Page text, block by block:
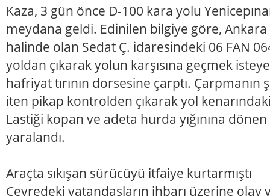
Kaza, 3 gün önce D-100 kara yolu
meydana geldi. Edinilen bilgiye göre,
halinde olan Sedat Ç. idaresindeki 06 FAN
yoldan çıkarak yolun karşısına geçmek
hafriyat tırının dorsesine çarptı. Çarpmanın
iten pikap kontrolden çıkarak yol
Lastiği kopan ve adeta hurda yığınına
yaralandı.
Araçta sıkışan sürücüyü itfaiye kurtarmıştı
Çevredeki vatandaşların ihbarı üzerine olay